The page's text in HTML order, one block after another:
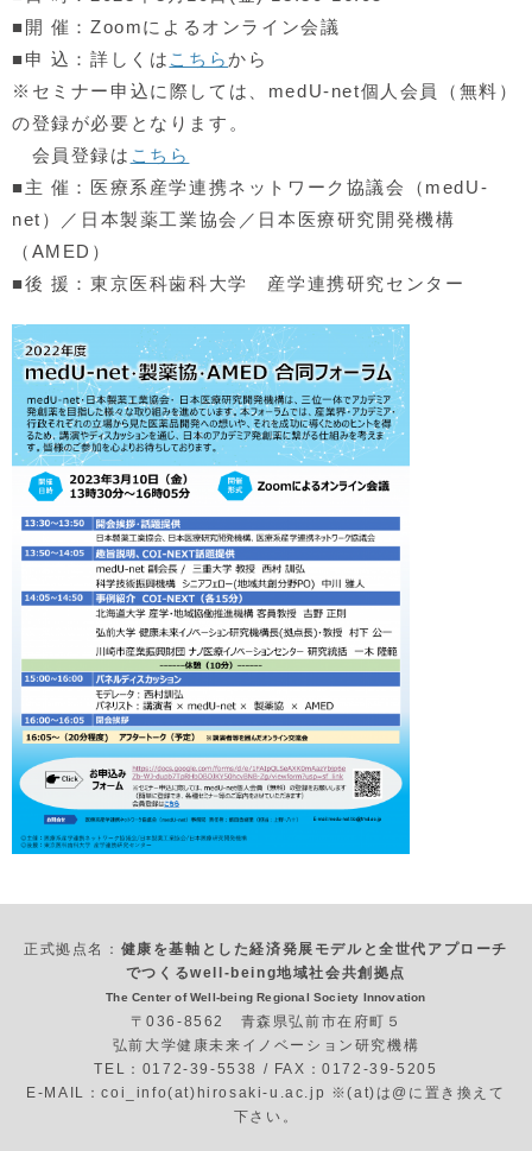
■開 催：Zoomによるオンライン会議
■申 込：詳しくは こちらから
※セミナー申込に際しては、medU-net個人会員（無料）
の登録が必要となります。
会員登録は こちら
■主 催：医療系産学連携ネットワーク協議会（medU-
net）／日本製薬工業協会／日本医療研究開発機構
（AMED）
■後 援：東京医科歯科大学 産学連携研究センター
正式拠点名： 健康を基軸とした経済発展モデルと全世代アプローチ
でつくるwell-being地域社会共創拠点
The Center of Well-being Regional Society Innovation
〒036-8562 青森県弘前市在府町５
弘前大学健康未来イノベーション研究機構
TEL：0172-39-5538 / FAX：0172-39-5205
E-MAIL：coi_info(at)hirosaki-u.ac.jp ※(at)は@に置き換えて
下さい。